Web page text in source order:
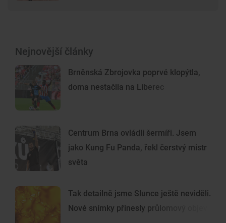
Nejnovější články
Brněnská Zbrojovka poprvé klopýtla,
doma nestačila na Liberec
Centrum Brna ovládli šermíři. Jsem
jako Kung Fu Panda, řekl čerstvý mistr
světa
Tak detailně jsme Slunce ještě neviděli.
Nové snímky přinesly průlomový objev